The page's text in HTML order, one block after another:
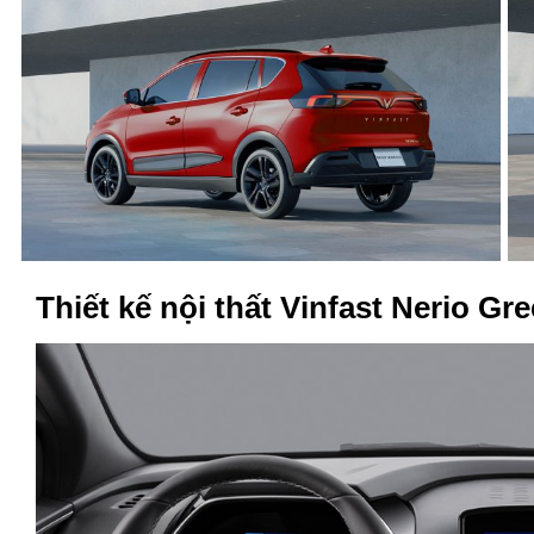
Thiết kế nội thất Vinfast Nerio